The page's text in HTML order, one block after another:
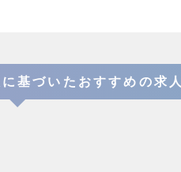
基づいたおすすめの求人